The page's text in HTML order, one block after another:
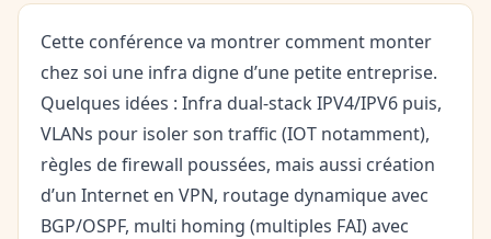
Cette conférence va montrer comment monter
chez soi une infra digne d’une petite entreprise.
Quelques idées : Infra dual-stack IPV4/IPV6 puis,
VLANs pour isoler son traffic (IOT notamment),
règles de firewall poussées, mais aussi création
d’un Internet en VPN, routage dynamique avec
BGP/OSPF, multi homing (multiples FAI) avec